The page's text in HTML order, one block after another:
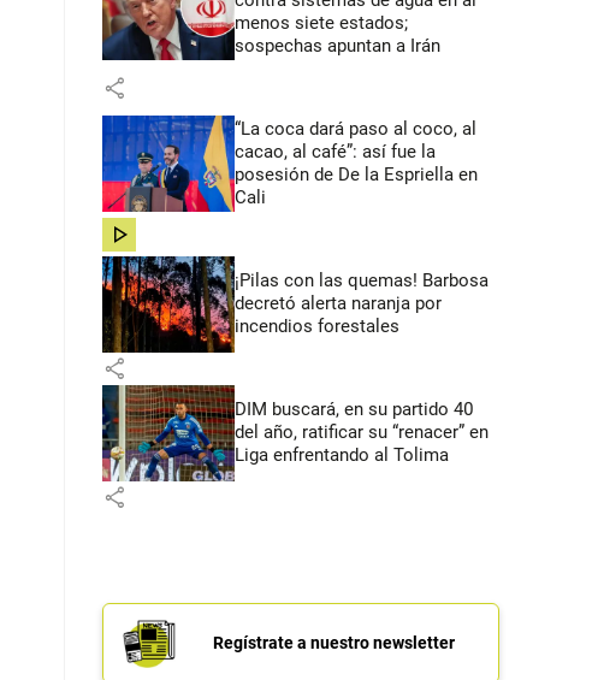
menos siete estados;
sospechas apuntan a Irán
share
“La coca dará paso al coco, al
cacao, al café”: así fue la
posesión de De la Espriella en
Cali
share
¡Pilas con las quemas! Barbosa
decretó alerta naranja por
incendios forestales
share
DIM buscará, en su partido 40
del año, ratificar su “renacer” en
Liga enfrentando al Tolima
share
Regístrate a nuestro newsletter